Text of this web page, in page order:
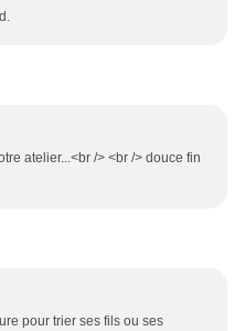
atelier...<br /> <br /> douce fin
pour trier ses fils ou ses